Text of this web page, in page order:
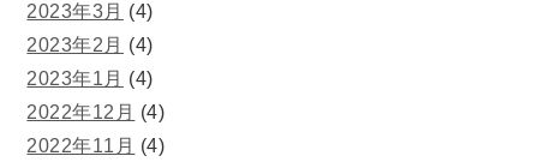
2023年3月 (4)
2023年2月 (4)
2023年1月 (4)
2022年12月 (4)
2022年11月 (4)